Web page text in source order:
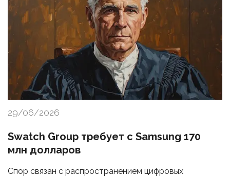
29/06/2026
Swatch Group требует с Samsung 170
млн долларов
Спор связан с распространением цифровых